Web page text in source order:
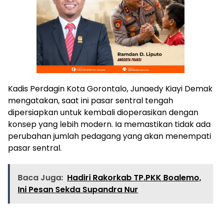
Kadis Perdagin Kota Gorontalo, Junaedy Kiayi Demak
mengatakan, saat ini pasar sentral tengah
dipersiapkan untuk kembali dioperasikan dengan
konsep yang lebih modern. Ia memastikan tidak ada
perubahan jumlah pedagang yang akan menempati
pasar sentral.
Baca Juga: Hadiri Rakorkab TP.PKK Boalemo,
Ini Pesan Sekda Supandra Nur